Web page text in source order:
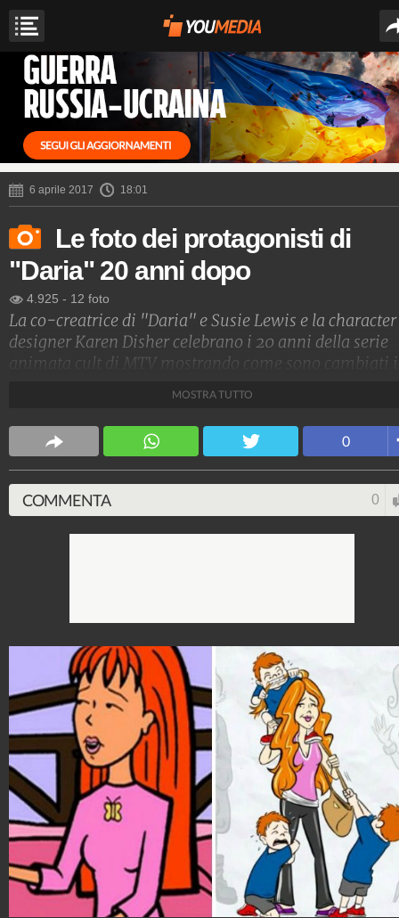
6 aprile 2017 18:01
Le foto dei protagonisti di
"Daria" 20 anni dopo
4.925 - 12 foto
La co-creatrice di "Daria" e Susie Lewis e la character
designer Karen Disher celebrano i 20 anni della serie
animata cult di MTV mostrando come sono cambiati i
Spettacolo Fanpage
4.053.366.933 9.454 video 76.076 foto
MOSTRA TUTTO
0
COMMENTA 0